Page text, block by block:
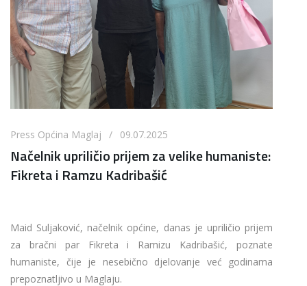
Press Općina Maglaj / 09.07.2025
Načelnik upriličio prijem za velike humaniste:
Fikreta i Ramzu Kadribašić
Maid Suljaković, načelnik općine, danas je upriličio prijem
za bračni par Fikreta i Ramizu Kadribašić, poznate
humaniste, čije je nesebično djelovanje već godinama
prepoznatljivo u Maglaju.